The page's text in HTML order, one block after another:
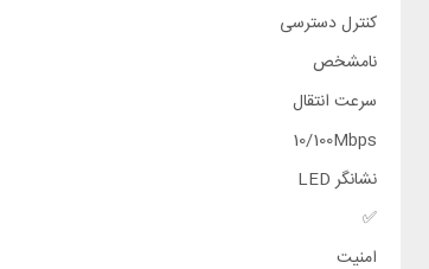
کنترل دسترسی
نامشخص
سرعت انتقال
10/100Mbps
نشانگر LED
✅
امنیت